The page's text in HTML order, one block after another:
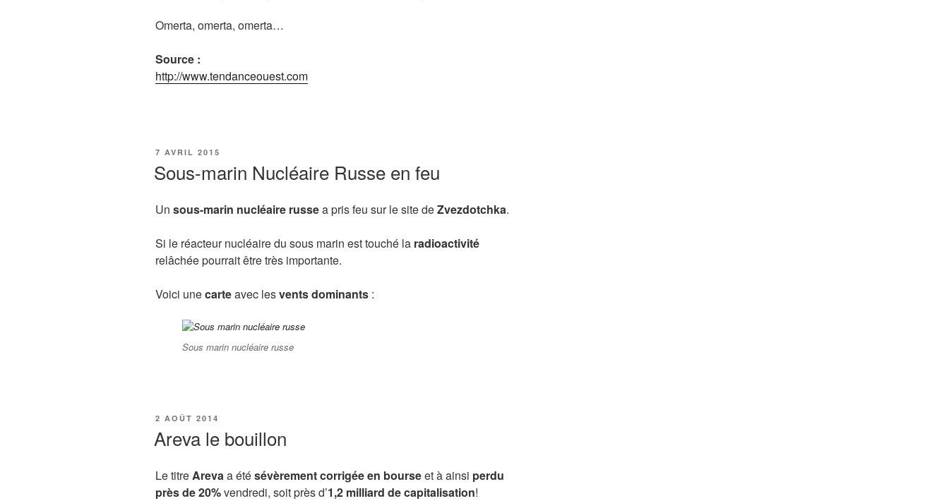
Omerta, omerta, omerta…
Source :
http://www.tendanceouest.com
PUBLIÉ
7 AVRIL 2015
Sous-marin Nucléaire Russe en feu
Un sous-marin nucléaire russea pris feu sur le site deZvezdotchka.
Si le réacteur nucléaire du sous marin est touché la radioactivité
relâchée pourrait être très importante.
Voici unecarteavec lesvents dominants :
Sous marin nucléaire russe
PUBLIÉ
2 AOÛT 2014
Areva le bouillon
Le titreArevaa étésévèrement corrigée en bourseet à ainsi perdu
près de 20%vendredi, soit près d’1,2 milliard de capitalisation!